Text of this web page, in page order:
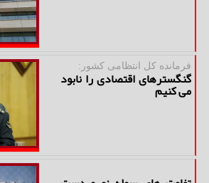
فرمانده كل انتظامی كشور:
گنگسترهای اقتصادی را نابود
می کنیم